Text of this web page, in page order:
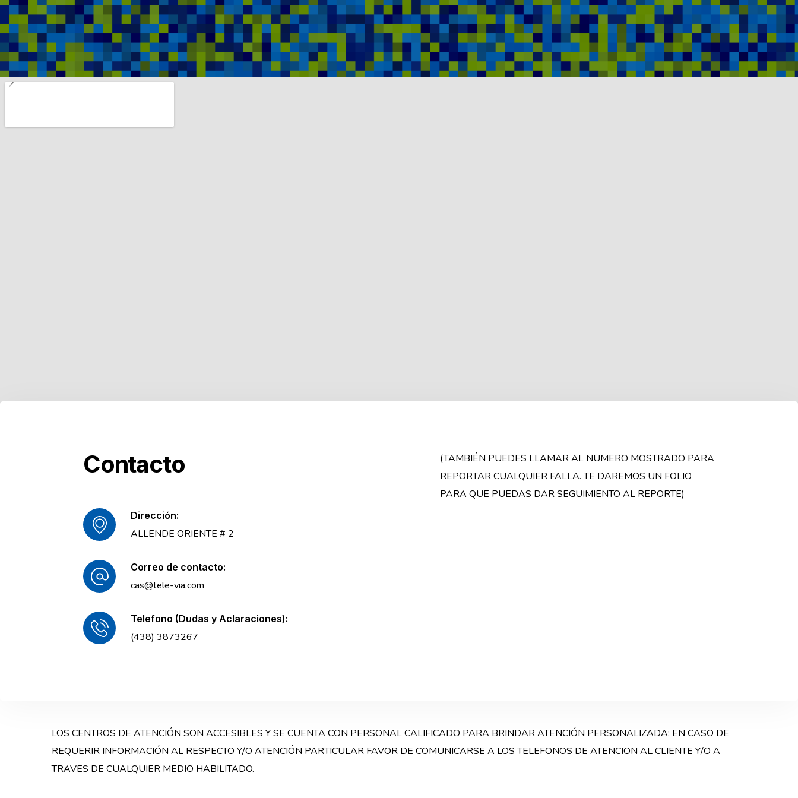
Contacto
Dirección:
ALLENDE ORIENTE # 2
Correo de contacto:
cas@tele-via.com
Telefono (Dudas y Aclaraciones):
(438) 3873267
(TAMBIÉN PUEDES LLAMAR AL NUMERO MOSTRADO PARA
REPORTAR CUALQUIER FALLA. TE DAREMOS UN FOLIO
PARA QUE PUEDAS DAR SEGUIMIENTO AL REPORTE)
LOS CENTROS DE ATENCIÓN SON ACCESIBLES Y SE CUENTA CON PERSONAL CALIFICADO PARA BRINDAR ATENCIÓN PERSONALIZADA; EN CASO DE
REQUERIR INFORMACIÓN AL RESPECTO Y/O ATENCIÓN PARTICULAR FAVOR DE COMUNICARSE A LOS TELEFONOS DE ATENCION AL CLIENTE Y/O A
TRAVES DE CUALQUIER MEDIO HABILITADO.